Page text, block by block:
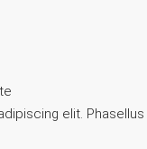
elit. Phasellus